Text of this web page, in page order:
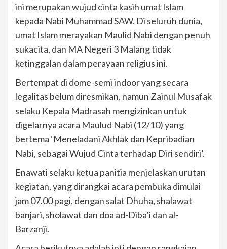
ini merupakan wujud cinta kasih umat Islam
kepada Nabi Muhammad SAW. Di seluruh dunia,
umat Islam merayakan Maulid Nabi dengan penuh
sukacita, dan MA Negeri 3 Malang tidak
ketinggalan dalam perayaan religius ini.
Bertempat di dome-semi indoor yang secara
legalitas belum diresmikan, namun Zainul Musafak
selaku Kepala Madrasah mengizinkan untuk
digelarnya acara Maulud Nabi (12/10) yang
bertema ‘Meneladani Akhlak dan Kepribadian
Nabi, sebagai Wujud Cinta terhadap Diri sendiri’.
Enawati selaku ketua panitia menjelaskan urutan
kegiatan, yang dirangkai acara pembuka dimulai
jam 07.00 pagi, dengan salat Dhuha, shalawat
banjari, sholawat dan doa ad-Diba’i dan al-
Barzanji.